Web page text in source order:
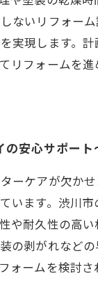
いリフォー
現します。
フォームを
安心サポート
ケアが欠か
ます。渋川
耐久性の高
剥がれなど
ームを検討